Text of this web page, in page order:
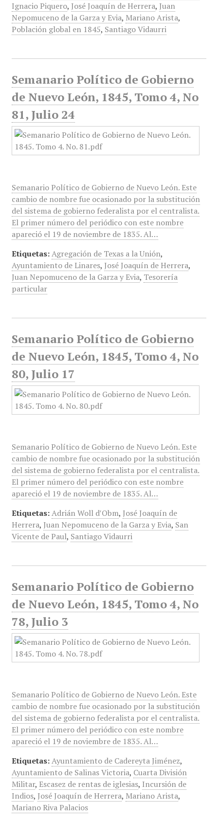
Ignacio Piquero, José Joaquín de Herrera, Juan
Nepomuceno de la Garza y Evia, Mariano Arista,
Población global en 1845, Santiago Vidaurri
Semanario Político de Gobierno
de Nuevo León, 1845, Tomo 4, No
81, Julio 24
Semanario Político de Gobierno de Nuevo León. Este
cambio de nombre fue ocasionado por la substitución
del sistema de gobierno federalista por el centralista.
El primer número del periódico con este nombre
apareció el 19 de noviembre de 1835. Al…
Etiquetas: Agregación de Texas a la Unión,
Ayuntamiento de Linares, José Joaquín de Herrera,
Juan Nepomuceno de la Garza y Evia, Tesorería
particular
Semanario Político de Gobierno
de Nuevo León, 1845, Tomo 4, No
80, Julio 17
Semanario Político de Gobierno de Nuevo León. Este
cambio de nombre fue ocasionado por la substitución
del sistema de gobierno federalista por el centralista.
El primer número del periódico con este nombre
apareció el 19 de noviembre de 1835. Al…
Etiquetas: Adrián Woll d′Obm​, José Joaquín de
Herrera, Juan Nepomuceno de la Garza y Evia, San
Vicente de Paul, Santiago Vidaurri
Semanario Político de Gobierno
de Nuevo León, 1845, Tomo 4, No
78, Julio 3
Semanario Político de Gobierno de Nuevo León. Este
cambio de nombre fue ocasionado por la substitución
del sistema de gobierno federalista por el centralista.
El primer número del periódico con este nombre
apareció el 19 de noviembre de 1835. Al…
Etiquetas: Ayuntamiento de Cadereyta Jiménez,
Ayuntamiento de Salinas Victoria, Cuarta División
Militar, Escasez de rentas de iglesias, Incursión de
Indios, José Joaquín de Herrera, Mariano Arista,
Mariano Riva Palacios